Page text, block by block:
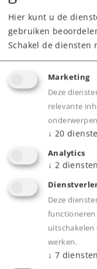
Downloads
Product
Hier kunt u de
gebruiken
Schakel de
Marketing
Deze
relevante
↓ 20
Analytics
↓ 2 diensten
Deze
functioneren
werken.
↓ 7 diensten